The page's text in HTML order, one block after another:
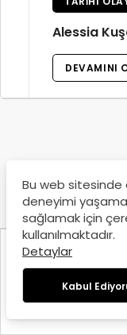
Alessia
DEVAMINI
©
Bu web sitesinde
deneyimi
sağlamak için
kullanılmaktadır.
Detaylar
Kabul